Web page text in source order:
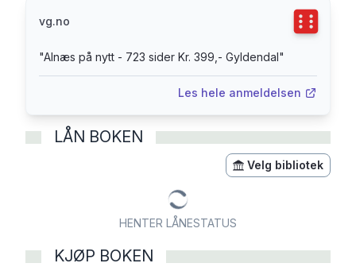
vg.no
"Alnæs på nytt - 723 sider Kr. 399,- Gyldendal"
Les hele anmeldelsen
LÅN BOKEN
Velg bibliotek
HENTER LÅNESTATUS
KJØP BOKEN